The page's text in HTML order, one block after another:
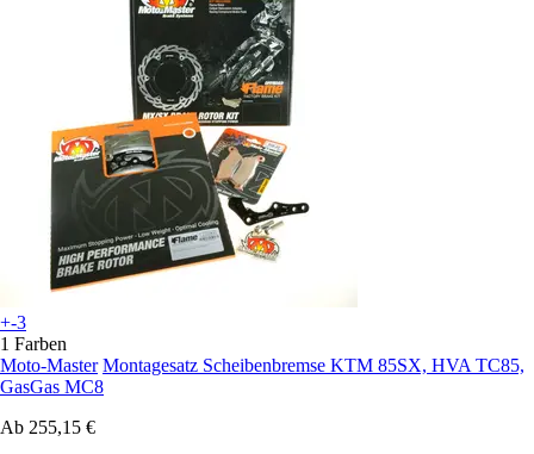
+-3
1 Farben
Moto-Master Montagesatz Scheibenbremse KTM 85SX, HVA TC85,
GasGas MC8
Ab 255,15 €